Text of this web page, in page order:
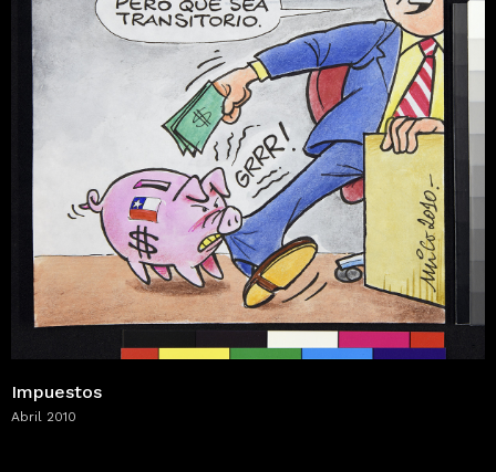
Impuestos
Abril 2010